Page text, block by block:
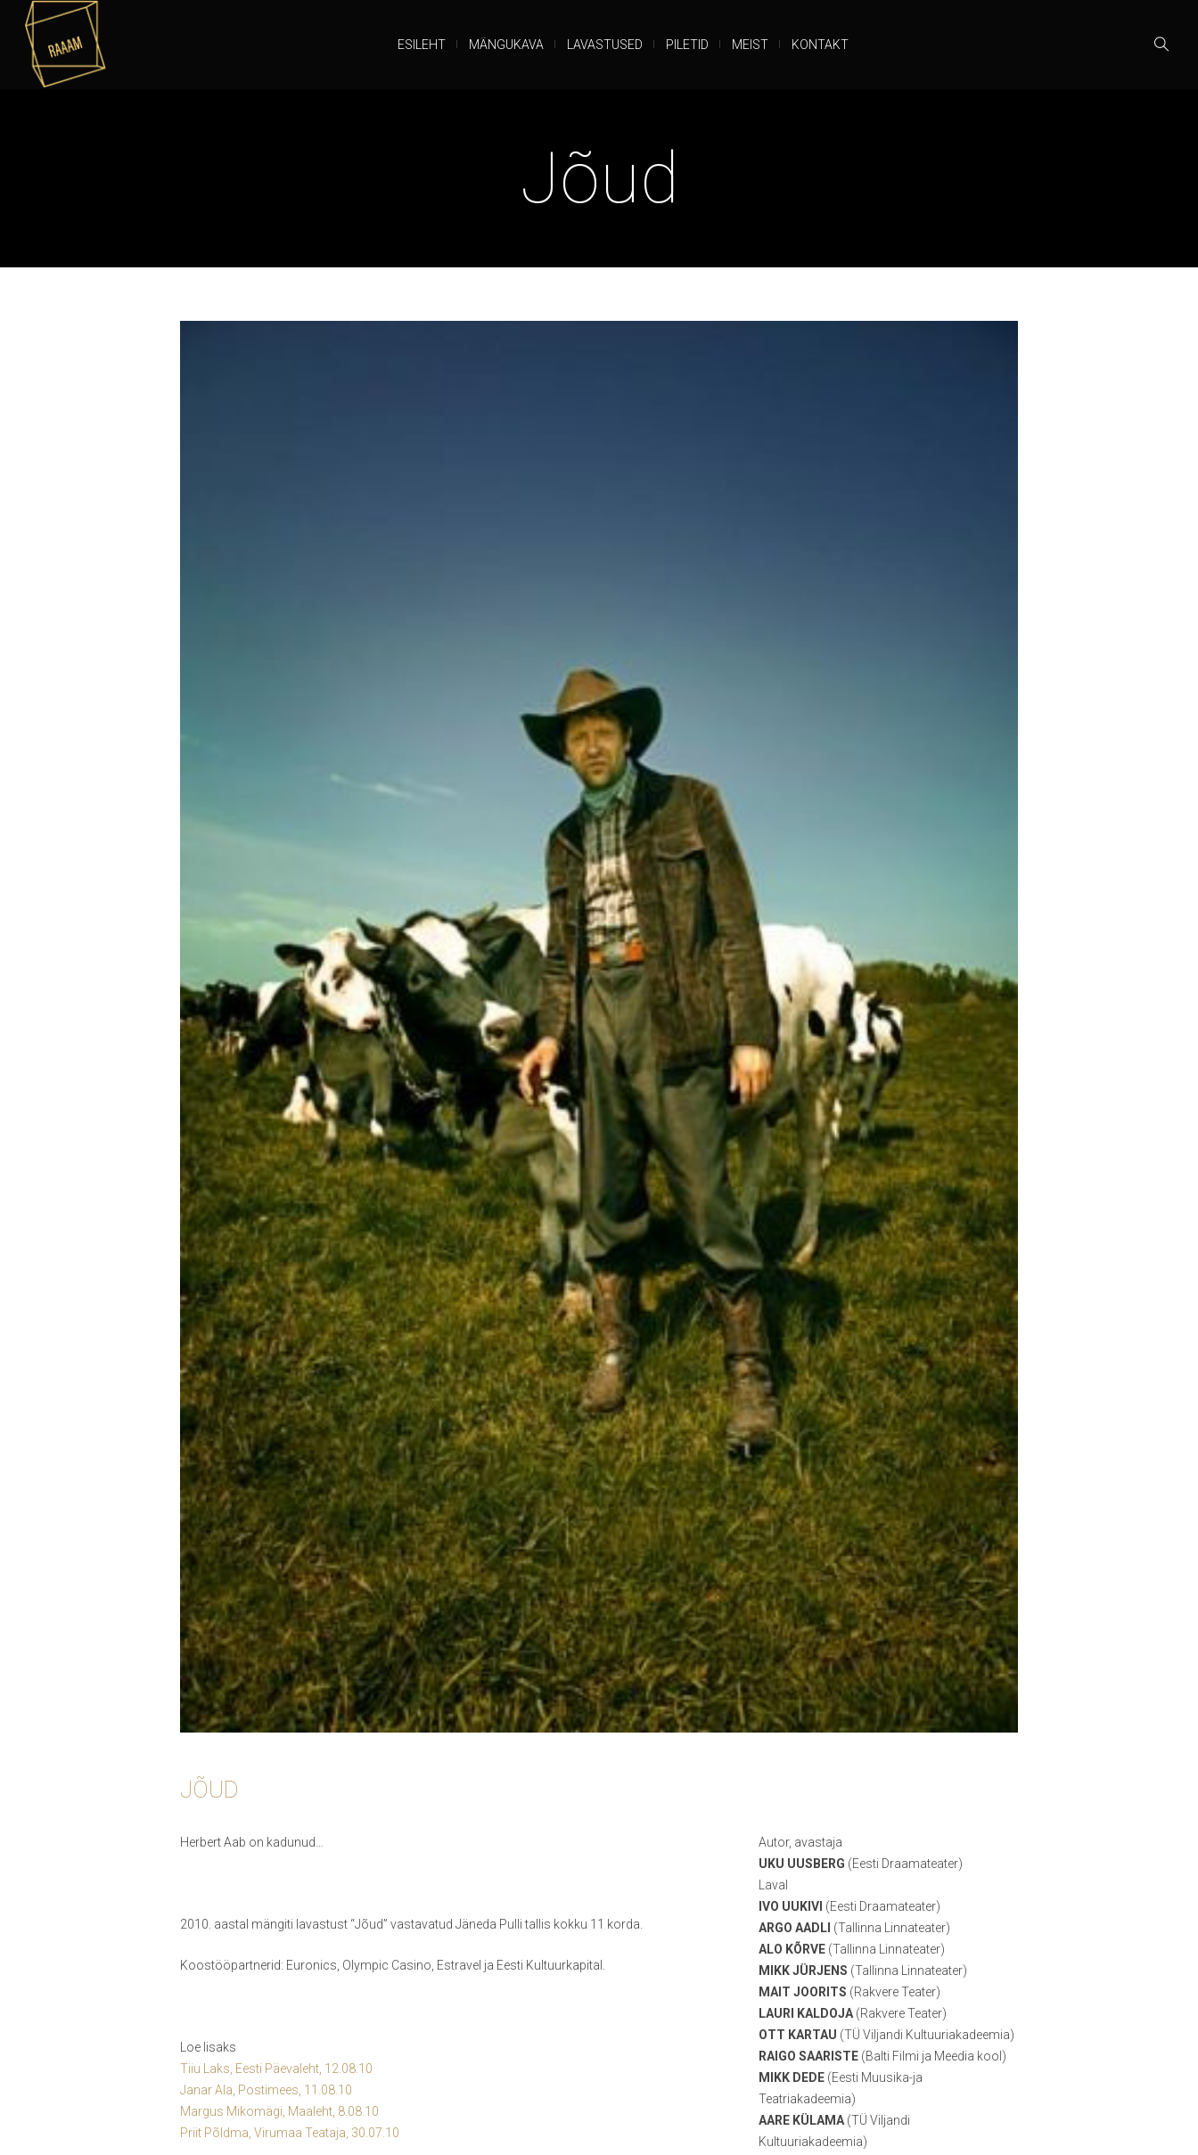
ESILEHT MÄNGUKAVA LAVASTUSED PILETID MEIST KONTAKT
Jõud
JÕUD
Herbert Aab on kadunud…
2010. aastal mängiti lavastust “Jõud” vastavatud Jäneda Pulli tallis kokku 11 korda.
Koostööpartnerid: Euronics, Olympic Casino, Estravel ja Eesti Kultuurkapital.
Loe lisaks
Tiiu Laks, Eesti Päevaleht, 12.08.10
Janar Ala, Postimees, 11.08.10
Margus Mikomägi, Maaleht, 8.08.10
Priit Põldma, Virumaa Teataja, 30.07.10
Autor, avastaja
UKU UUSBERG (Eesti Draamateater)
Laval
IVO UUKIVI (Eesti Draamateater)
ARGO AADLI (Tallinna Linnateater)
ALO KÕRVE(Tallinna Linnateater)
MIKK JÜRJENS (Tallinna Linnateater)
MAIT JOORITS (Rakvere Teater)
LAURI KALDOJA(Rakvere Teater)
OTT KARTAU (TÜ Viljandi Kultuuriakadeemia)
RAIGO SAARISTE(Balti Filmi ja Meedia kool)
MIKK DEDE(Eesti Muusika-ja
Teatriakadeemia)
AARE KÜLAMA(TÜ Viljandi
Kultuuriakadeemia)